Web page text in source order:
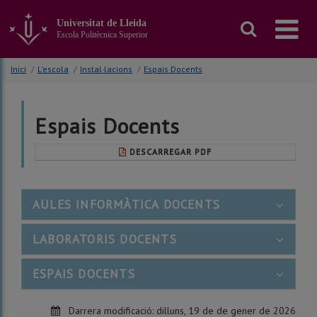
contingut
principal
Universitat de Lleida
Escola Politècnica Superior
Inici / L'escola / Instal·lacions / Espais Docents
Espais Docents
DESCARREGAR PDF
AULES INFORMÀTICA DOCENTS
LABORATORIS DOCENTS
ESPAIS DOCENTS
Darrera modificació: dilluns, 19 de de gener de 2026